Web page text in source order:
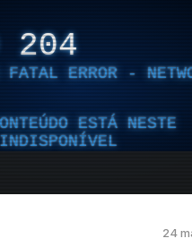
204
ERROR -
ESTÁ NESTE
INDISPONÍVEL
24